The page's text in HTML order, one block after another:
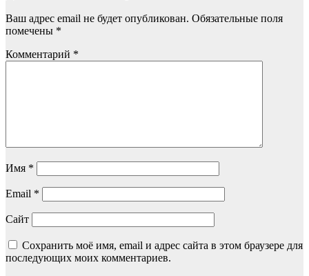
Ваш адрес email не будет опубликован. Обязательные поля
помечены *
Комментарий *
Имя *
Email *
Сайт
Сохранить моё имя, email и адрес сайта в этом браузере для
последующих моих комментариев.